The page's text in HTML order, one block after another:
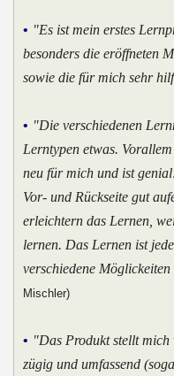
• "Es ist mein erstes
besonders die eröffneten
sowie die für mich sehr
• "Die verschiedenen
Lerntypen etwas.
neu für mich und ist
Vor- und Rückseite gut
erleichtern das Lernen,
lernen. Das Lernen ist
verschiedene
Mischler)
• "Das Produkt stellt
zügig und umfassend